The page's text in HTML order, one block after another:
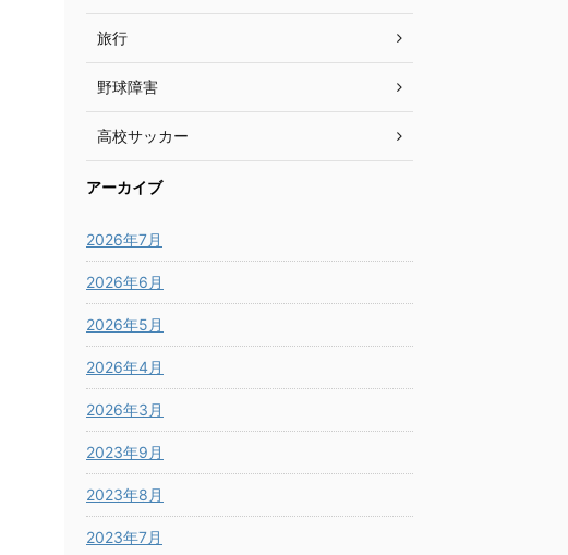
旅行
野球障害
高校サッカー
アーカイブ
2026年7月
2026年6月
2026年5月
2026年4月
2026年3月
2023年9月
2023年8月
2023年7月